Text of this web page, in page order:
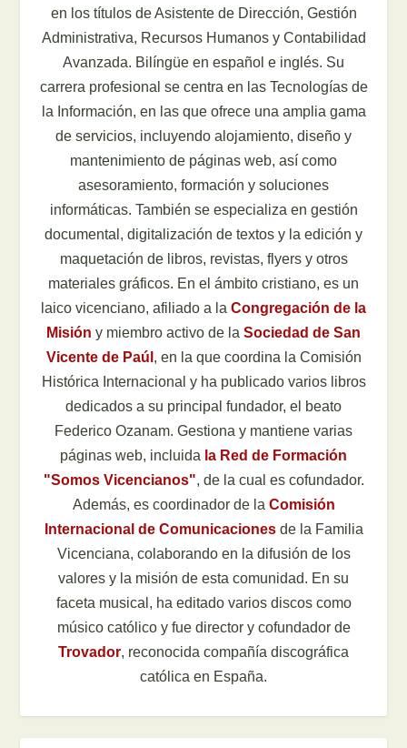
en los títulos de Asistente de Dirección, Gestión
Administrativa, Recursos Humanos y Contabilidad
Avanzada. Bilíngüe en español e inglés. Su
carrera profesional se centra en las Tecnologías de
la Información, en las que ofrece una amplia gama
de servicios, incluyendo alojamiento, diseño y
mantenimiento de páginas web, así como
asesoramiento, formación y soluciones
informáticas. También se especializa en gestión
documental, digitalización de textos y la edición y
maquetación de libros, revistas, flyers y otros
materiales gráficos. En el ámbito cristiano, es un
laico vicenciano, afiliado a la Congregación de la
Misión y miembro activo de la Sociedad de San
Vicente de Paúl , en la que coordina la Comisión
Histórica Internacional y ha publicado varios libros
dedicados a su principal fundador, el beato
Federico Ozanam. Gestiona y mantiene varias
páginas web, incluida la Red de Formación
"Somos Vicencianos", de la cual es cofundador.
Además, es coordinador de la Comisión
Internacional de Comunicacionesde la Familia
Vicenciana, colaborando en la difusión de los
valores y la misión de esta comunidad. En su
faceta musical, ha editado varios discos como
músico católico y fue director y cofundador de
Trovador, reconocida compañía discográfica
católica en España.